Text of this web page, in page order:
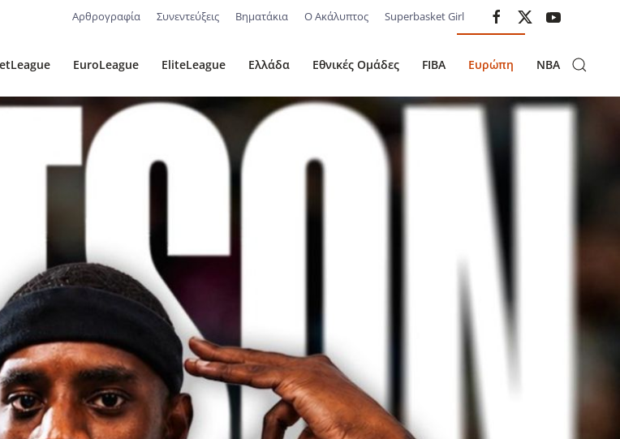
Αρθρογραφία Συνεντεύξεις Βηματάκια Ο Ακάλυπτος Superbasket Girl
EuroLeague EliteLeague Ελλάδα Εθνικές Ομάδες FIBA Ευρώπη NBA